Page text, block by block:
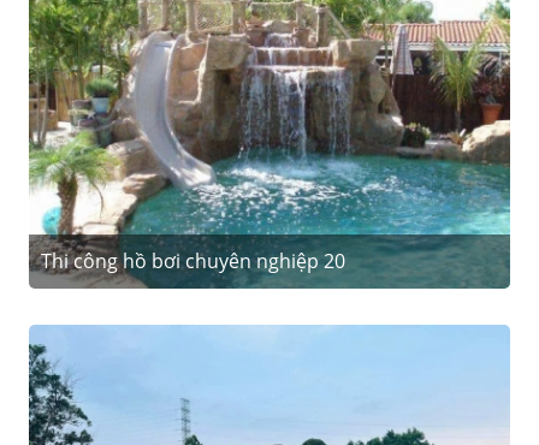
Thi công hồ bơi chuyên nghiệp 20